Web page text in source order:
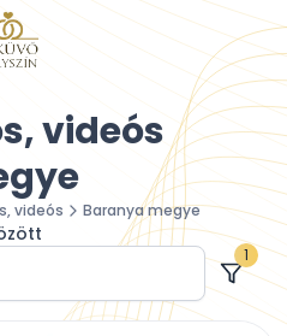
videós
videós Baranya megye
1